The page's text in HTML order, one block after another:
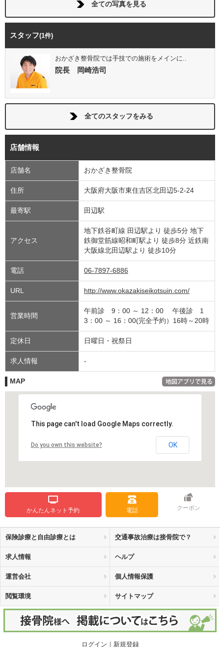
全ての写真を見る
スタッフ(1件)
おかざき整骨院では手技での施術をメインに..
院長 岡崎浩司
全てのスタッフをみる
店舗情報
店舗名 おかざき整骨院
住所 大阪府大阪市東住吉区北田辺5-2-24
最寄駅 田辺駅
アクセス
地下鉄谷町線 田辺駅より 徒歩5分 地下
鉄御堂筋線昭和町駅より 徒歩8分 近鉄南
大阪線北田辺駅より 徒歩10分
電話 06-7897-6886
URL http://www.okazakiseikotsuin.com/
営業時間
午前診 9：00 ～ 12：00 午後診 1
3：00 ～ 16：00(完全予約）16時～20時
定休日 日曜日・祝祭日
求人情報 -
MAP
This page can't load Google Maps correctly.
Do you own this website? OK
かんたんネット予約 電話 クーポン
保険診療と自由診療とは 交通事故治療は接骨院で？
求人情報 ヘルプ
運営会社 個人情報保護
閲覧環境 サイトマップ
ログイン ｜ 新規登録